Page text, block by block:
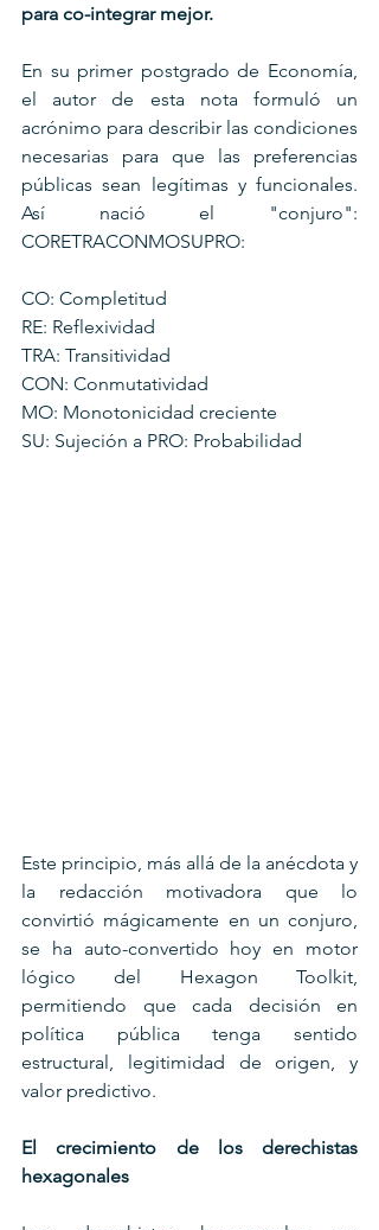
para co-integrar mejor.
En su primer postgrado de Economía,
el autor de esta nota formuló un
acrónimo para describir las condiciones
necesarias para que las preferencias
públicas sean legítimas y funcionales.
Así nació el "conjuro":
CORETRACONMOSUPRO:
CO: Completitud
RE: Reflexividad
TRA: Transitividad
CON: Conmutatividad
MO: Monotonicidad creciente
SU: Sujeción a PRO: Probabilidad
Este principio, más allá de la anécdota y
la redacción motivadora que lo
convirtió mágicamente en un conjuro,
se ha auto-convertido hoy en motor
lógico del Hexagon Toolkit,
permitiendo que cada decisión en
política pública tenga sentido
estructural, legitimidad de origen, y
valor predictivo.
El crecimiento de los derechistas
hexagonales